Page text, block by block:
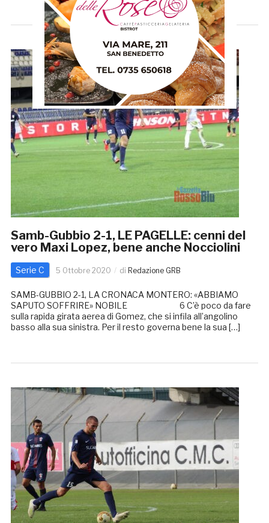
Samb-Gubbio 2-1, LE PAGELLE: cenni del
vero Maxi Lopez, bene anche Nocciolini
Serie C 5 Ottobre 2020 di Redazione GRB
SAMB-GUBBIO 2-1, LA CRONACA MONTERO: «ABBIAMO
SAPUTO SOFFRIRE» NOBILE 6 C’è poco da fare
sulla rapida girata aerea di Gomez, che si infila all’angolino
basso alla sua sinistra. Per il resto governa bene la sua […]